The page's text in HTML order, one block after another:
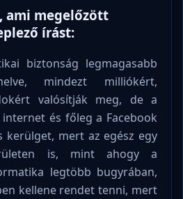
ami megelőzött
írást:
biztonság legmagasabb
mindezt milliókért,
valósítják meg, de a
és főleg a Facebook
kerülget, mert az egész egy
is, mint ahogy a
legtöbb bugyrában,
kellene rendet tenni, mert